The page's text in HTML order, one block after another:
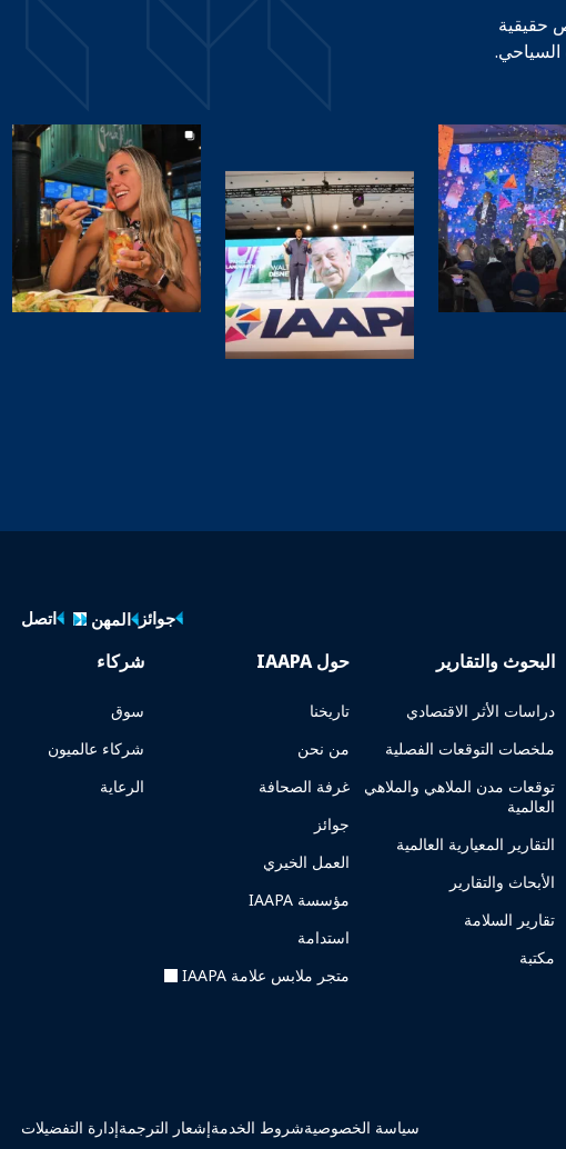
حقيقية
جوائز المهن اتصل
البحوث والتقارير
دراسات الأثر الاقتصادي
ملخصات التوقعات الفصلية
توقعات مدن الملاهي والملاهي
العالمية
التقارير المعيارية العالمية
الأبحاث والتقارير
تقارير السلامة
مكتبة
حول IAAPA
تاريخنا
من نحن
غرفة الصحافة
جوائز
العمل الخيري
مؤسسة IAAPA
استدامة
متجر ملابس علامة IAAPA
شركاء
سوق
شركاء عالميون
الرعاية
سياسة الخصوصيةشروط الخدمةإشعار الترجمةإدارة التفضيلات